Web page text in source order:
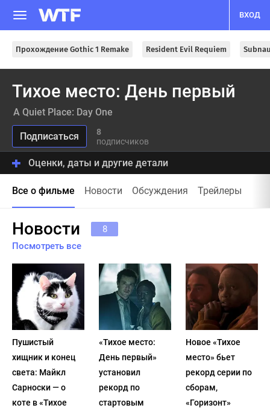
ВХОД
Прохождение Gothic 1 Remake Resident Evil Requiem
Тихое место: День первый
A Quiet Place: Day One
8
подписчиков
Оценки, даты и другие детали
Все о фильме Новости Обсуждения Трейлеры
Новости
8
Посмотреть все
Пушистый
хищник и конец
света: Майкл
Сарноски — о
коте в «Тихое
«Тихое место:
День первый»
установил
рекорд по
стартовым
Новое «Тихое
место» бьет
рекорд серии по
сборам,
«Горизонт»